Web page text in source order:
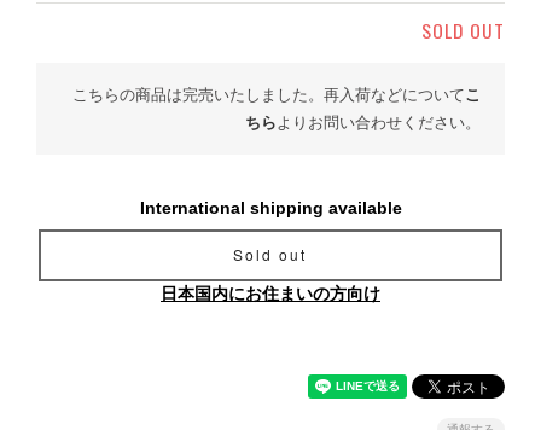
SOLD OUT
こちらの商品は完売いたしました。再入荷などについてこ
ちら よりお問い合わせください。
International shipping available
Sold out
日本国内にお住まいの方向け